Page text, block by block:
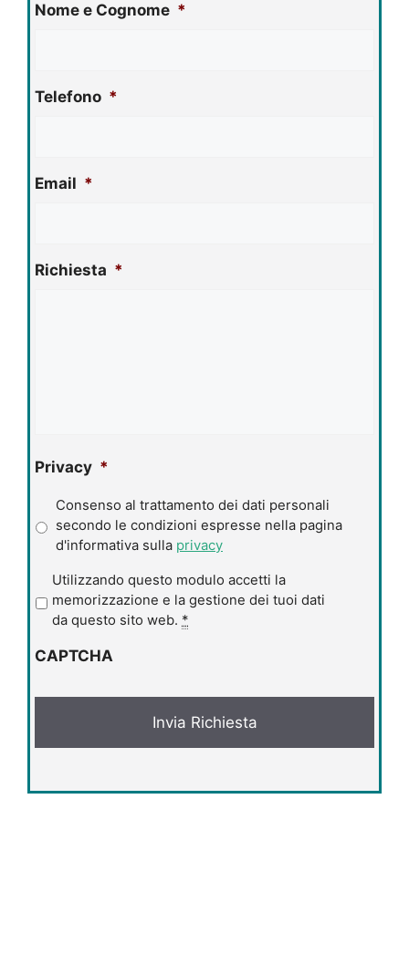
Nome e Cognome *
Telefono *
Email *
Richiesta *
Privacy *
Consenso al trattamento dei dati personali
secondo le condizioni espresse nella pagina
d'informativa sulla privacy
r
a
y
Utilizzando questo modulo accetti la
memorizzazione e la gestione dei tuoi dati
da questo sito web. *
CAPTCHA